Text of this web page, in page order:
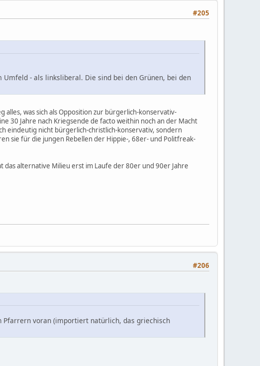
#205
- als linksliberal. Die sind bei den Grünen, bei den
alles, was sich als Opposition zur bürgerlich-konservativ-
30 Jahre nach Kriegsende de facto weithin noch an der Macht
eindeutig nicht bürgerlich-christlich-konservativ, sondern
sie für die jungen Rebellen der Hippie-, 68er- und Politfreak-
alternative Milieu erst im Laufe der 80er und 90er Jahre
#206
Pfarrern voran (importiert natürlich, das griechisch